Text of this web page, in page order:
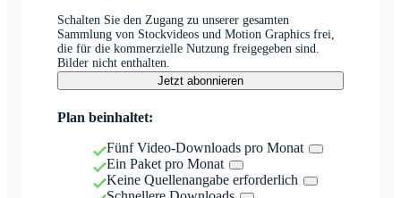
Schalten Sie den Zugang zu unserer gesamten
Sammlung von Stockvideos und Motion Graphics frei,
die für die kommerzielle Nutzung freigegeben sind.
Bilder nicht enthalten.
Jetzt abonnieren
Plan beinhaltet:
Fünf Video-Downloads pro Monat
Ein Paket pro Monat
Keine Quellenangabe erforderlich